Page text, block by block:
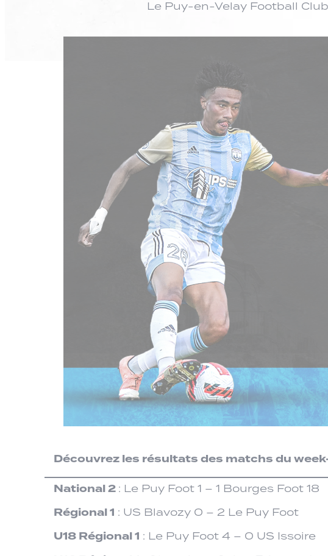
Le Puy-en-Velay Football Club
Découvrez les résultats des matchs du
National 2 : Le Puy Foot 1 – 1 Bourges Foot 18
Régional 1 : US Blavozy 0 – 2 Le Puy Foot
U18 Régional 1 : Le Puy Foot 4 – 0 US Issoire